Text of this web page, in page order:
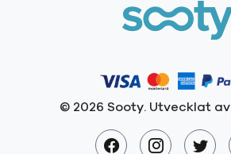
© 2026 Sooty. Utvecklat av